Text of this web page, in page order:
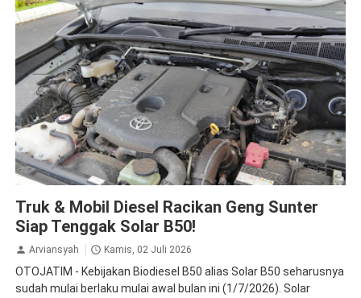
Truk & Mobil Diesel Racikan Geng Sunter
Siap Tenggak Solar B50!
Arviansyah Kamis, 02 Juli 2026
OTOJATIM - Kebijakan Biodiesel B50 alias Solar B50 seharusnya
sudah mulai berlaku mulai awal bulan ini (1/7/2026). Solar